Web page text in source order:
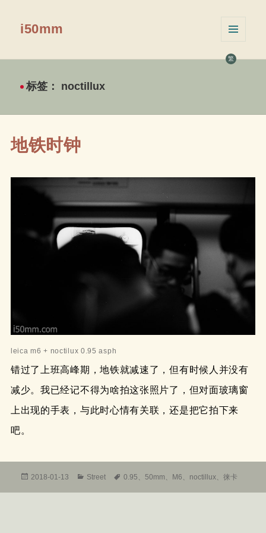
繁
i50mm
挂件
标签： noctillux
地铁时钟
leica m6 + noctilux 0.95 asph
错过了上班高峰期，地铁就减速了，但有时候人并没有
减少。我已经记不得为啥拍这张照片了，但对面玻璃窗
上出现的手表，与此时心情有关联，还是把它拍下来
吧。
发
2018-01-13
分
Street
标
0.95 、50mm M6 noctillux 、徕卡